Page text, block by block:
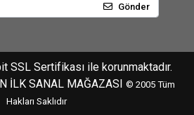
Gönder
SSL Sertifikası ile korunmaktadır.
İLK SANAL MAĞAZASI © 2005 Tüm
Hakları Saklıdır